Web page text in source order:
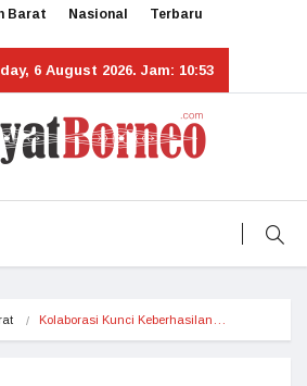
Barat Nasional Terbaru
6 August 2026. Jam: 10:53
Kolaborasi Kunci Keberhasilan…